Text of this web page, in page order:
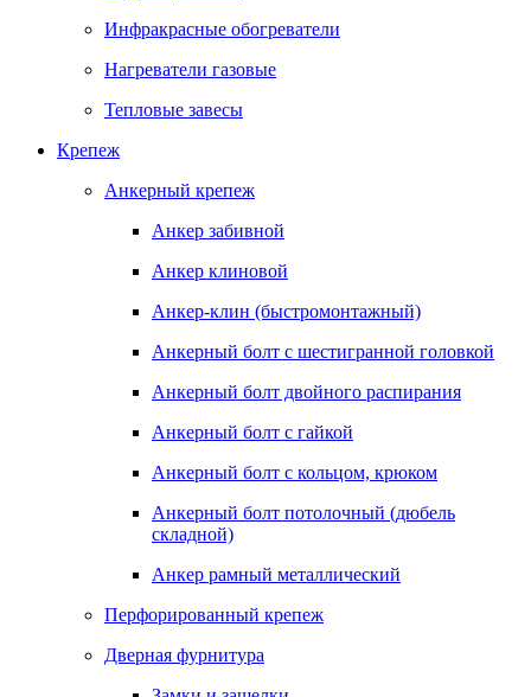
Инфракрасные обогреватели
Нагреватели газовые
Тепловые завесы
Крепеж
Анкерный крепеж
Анкер забивной
Анкер клиновой
Анкер-клин (быстромонтажный)
Анкерный болт с шестигранной головкой
Анкерный болт двойного распирания
Анкерный болт с гайкой
Анкерный болт с кольцом, крюком
Анкерный болт потолочный (дюбель
складной)
Анкер рамный металлический
Перфорированный крепеж
Дверная фурнитура